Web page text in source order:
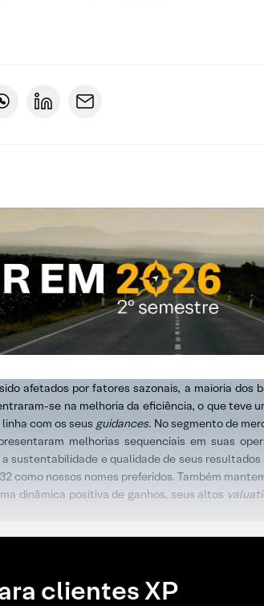
afetados por fatores sazonais, a maioria dos
se na melhoria da eficiência, o que teve
com os seus guidances. No segmento de
melhorias sequenciais em suas
sustentabilidade e qualidade de seus
como nossos nomes preferidos. Também
dinâmica positiva de ganhos, seus altos
clientes XP